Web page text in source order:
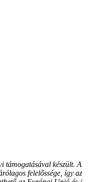
támogatásával készült. A
felelőssége, így az